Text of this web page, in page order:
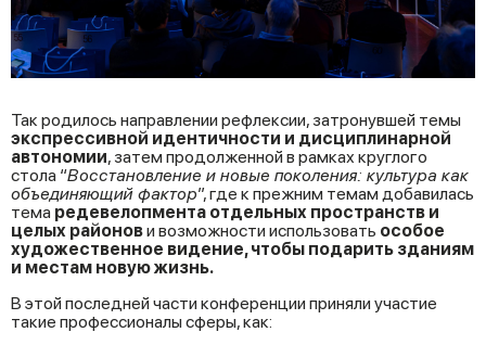
Так родилось направлении рефлексии, затронувшей темы
экспрессивной идентичности и дисциплинарной
автономии, затем продолженной в рамках круглого
стола “Восстановление и новые поколения: культура как
объединяющий фактор”, где к прежним темам добавилась
тема редевелопмента отдельных пространств и
целых районови возможности использовать особое
художественное видение, чтобы подарить зданиям
и местам новую жизнь.
В этой последней части конференции приняли участие
такие профессионалы сферы, как: